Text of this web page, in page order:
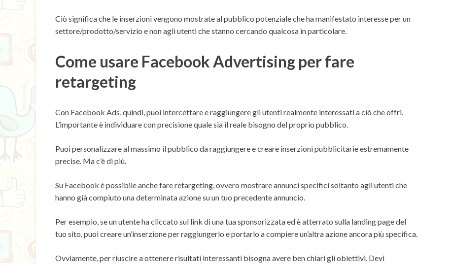
Ciò significa che le inserzioni vengono mostrate al pubblico potenziale che ha manifestato interesse per un
settore/prodotto/servizio e non agli utenti che stanno cercando qualcosa in particolare.
Come usare Facebook Advertising per fare
retargeting
Con Facebook Ads, quindi, puoi intercettare e raggiungere gli utenti realmente interessati a ciò che offri.
L’importante è individuare con precisione quale sia il reale bisogno del proprio pubblico.
Puoi personalizzare al massimo il pubblico da raggiungere e creare inserzioni pubblicitarie estremamente
precise. Ma c’è di più.
Su Facebook è possibile anche fare retargeting, ovvero mostrare annunci specifici soltanto agli utenti che
hanno già compiuto una determinata azione su un tuo precedente annuncio.
Per esempio, se un utente ha cliccato sul link di una tua sponsorizzata ed è atterrato sulla landing page del
tuo sito, puoi creare un’inserzione per raggiungerlo e portarlo a compiere un’altra azione ancora più specifica.
Ovviamente, per riuscire a ottenere risultati interessanti bisogna avere ben chiari gli obiettivi. Devi